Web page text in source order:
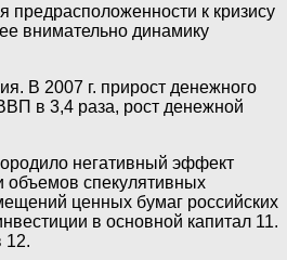
к кризису
внимательно динамику
В 2007 г. прирост денежного
в 3,4 раза, рост денежной
негативный эффект
объемов спекулятивных
ценных бумаг российских
в основной капитал 11.
12.